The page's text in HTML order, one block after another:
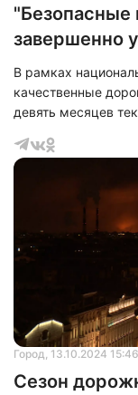
"Безопасные
завершенно
В рамках
качественные
девять месяцев
общей
90% от общего
по данному проекту.
Город, 13.10.2024 15:46
Сезон